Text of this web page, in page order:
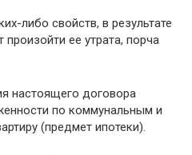
либо свойств, в результате
ее утрата, порча
настоящего договора
по коммунальным и
(предмет ипотеки).